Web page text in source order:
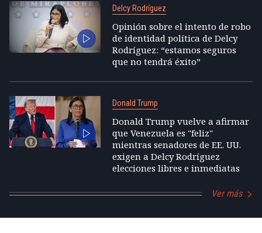
Delcy Rodríguez
Opinión sobre el intento de robo
de identidad política de Delcy
Rodríguez: “estamos seguros
que no tendrá éxito”
Donald Trump
Donald Trump vuelve a afirmar
que Venezuela es "feliz"
mientras senadores de EE. UU.
exigen a Delcy Rodríguez
elecciones libres e inmediatas
Ver más